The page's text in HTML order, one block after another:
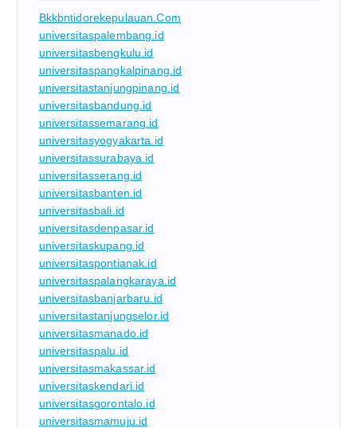
Bkkbntidorekepulauan.com
universitaspalembang.id
universitasbengkulu.id
universitaspangkalpinang.id
universitastanjungpinang.id
universitasbandung.id
universitassemarang.id
universitasyogyakarta.id
universitassurabaya.id
universitasserang.id
universitasbanten.id
universitasbali.id
universitasdenpasar.id
universitaskupang.id
universitaspontianak.id
universitaspalangkaraya.id
universitasbanjarbaru.id
universitastanjungselor.id
universitasmanado.id
universitaspalu.id
universitasmakassar.id
universitaskendari.id
universitasgorontalo.id
universitasmamuju.id